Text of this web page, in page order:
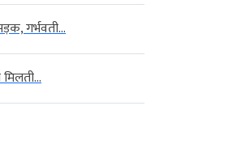
गर्भवती...